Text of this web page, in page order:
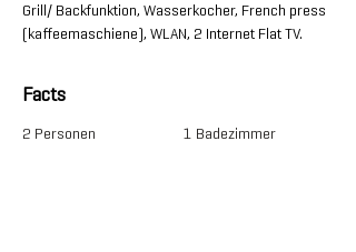
Grill/ Backfunktion, Wasserkocher, French press
(kaffeemaschiene), WLAN, 2 Internet Flat TV.
Facts
2 Personen 1 Badezimmer